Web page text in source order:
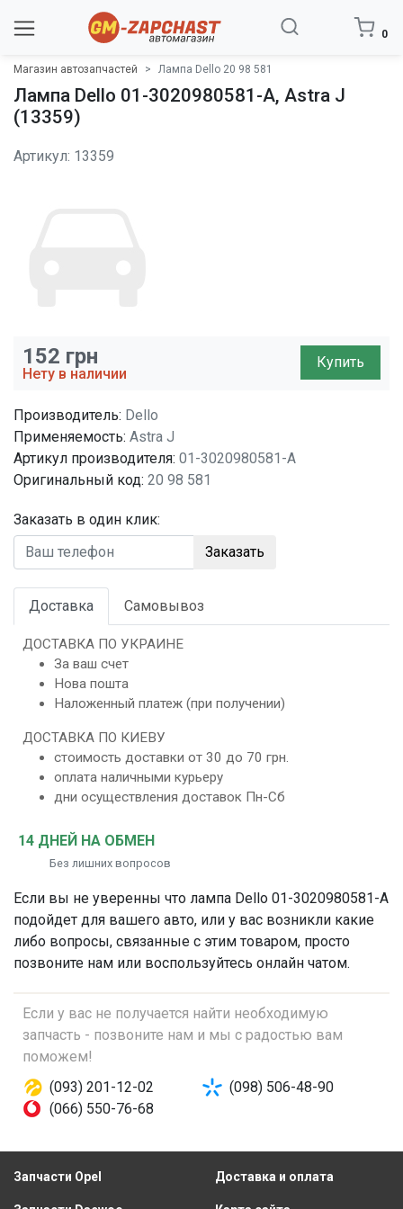
0
Магазин автозапчастей Лампа Dello 20 98 581
Лампа Dello 01-3020980581-A, Astra J
(13359)
Артикул: 13359
152 грн
Нету в наличии
Купить
Производитель: Dello
Применяемость: Astra J
Артикул производителя: 01-3020980581-A
Оригинальный код: 20 98 581
Заказать в один клик:
Заказать
Доставка Самовывоз
ДОСТАВКА ПО УКРАИНЕ
За ваш счет
Нова пошта
Наложенный платеж (при получении)
ДОСТАВКА ПО КИЕВУ
стоимость доставки от 30 до 70 грн.
оплата наличными курьеру
дни осуществления доставок Пн-Сб
14 ДНЕЙ НА ОБМЕН
Без лишних вопросов
Если вы не уверенны что лампа Dello 01-3020980581-A
подойдет для вашего авто, или у вас возникли какие
либо вопросы, связанные с этим товаром, просто
позвоните нам или воспользуйтесь онлайн чатом.
Если у вас не получается найти необходимую
запчасть - позвоните нам и мы с радостью вам
поможем!
(093) 201-12-02
(098) 506-48-90
(066) 550-76-68
Запчасти Opel Доставка и оплата